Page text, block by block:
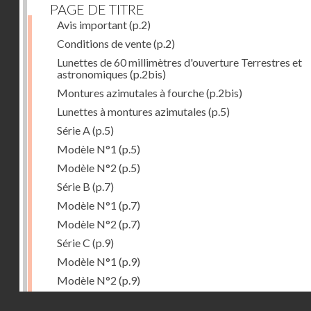
PAGE DE TITRE
Avis important(p.2)
Conditions de vente(p.2)
Lunettes de 60 millimètres d'ouverture Terrestres et
astronomiques (p.2bis)
Montures azimutales à fourche(p.2bis)
Lunettes à montures azimutales (p.5)
Série A (p.5)
Modèle N°1 (p.5)
Modèle N°2 (p.5)
Série B (p.7)
Modèle N°1 (p.7)
Modèle N°2 (p.7)
Série C (p.9)
Modèle N°1 (p.9)
Modèle N°2 (p.9)